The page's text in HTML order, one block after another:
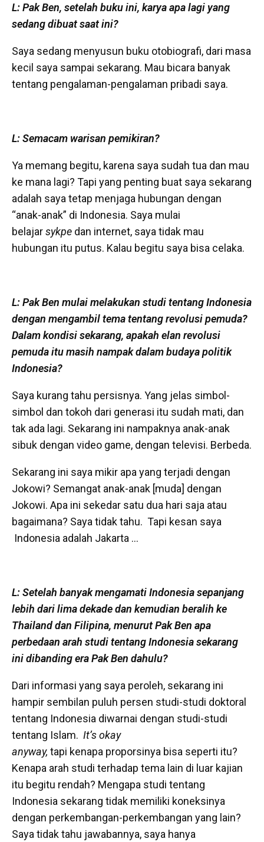
L: Pak Ben, setelah buku ini, karya apa lagi yang
sedang dibuat saat ini?
Saya sedang menyusun buku otobiografi, dari masa
kecil saya sampai sekarang. Mau bicara banyak
tentang pengalaman-pengalaman pribadi saya.
L: Semacam warisan pemikiran?
Ya memang begitu, karena saya sudah tua dan mau
ke mana lagi? Tapi yang penting buat saya sekarang
adalah saya tetap menjaga hubungan dengan
“anak-anak” di Indonesia. Saya mulai
belajarsykpe dan internet, saya tidak mau
hubungan itu putus. Kalau begitu saya bisa celaka.
L: Pak Ben mulai melakukan studi tentang Indonesia
dengan mengambil tema tentang revolusi pemuda?
Dalam kondisi sekarang, apakah elan revolusi
pemuda itu masih nampak dalam budaya politik
Indonesia?
Saya kurang tahu persisnya. Yang jelas simbol-
simbol dan tokoh dari generasi itu sudah mati, dan
tak ada lagi. Sekarang ini nampaknya anak-anak
sibuk dengan video game, dengan televisi. Berbeda.
Sekarang ini saya mikir apa yang terjadi dengan
Jokowi? Semangat anak-anak [muda] dengan
Jokowi. Apa ini sekedar satu dua hari saja atau
bagaimana? Saya tidak tahu. Tapi kesan saya
Indonesia adalah Jakarta …
L: Setelah banyak mengamati Indonesia sepanjang
lebih dari lima dekade dan kemudian beralih ke
Thailand dan Filipina, menurut Pak Ben apa
perbedaan arah studi tentang Indonesia sekarang
ini dibanding era Pak Ben dahulu?
Dari informasi yang saya peroleh, sekarang ini
hampir sembilan puluh persen studi-studi doktoral
tentang Indonesia diwarnai dengan studi-studi
tentang Islam. It’s okay
anyway, tapi kenapa proporsinya bisa seperti itu?
Kenapa arah studi terhadap tema lain di luar kajian
itu begitu rendah? Mengapa studi tentang
Indonesia sekarang tidak memiliki koneksinya
dengan perkembangan-perkembangan yang lain?
Saya tidak tahu jawabannya, saya hanya